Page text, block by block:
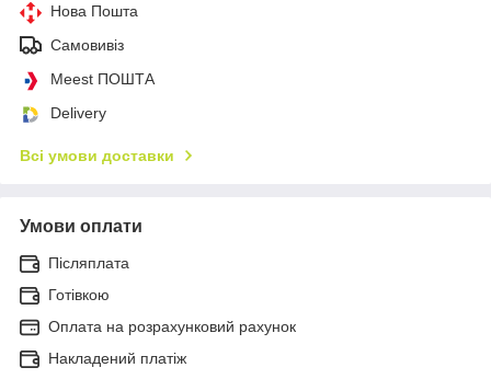
Нова Пошта
Самовивіз
Meest ПОШТА
Delivery
Всі умови доставки
Умови оплати
Післяплата
Готівкою
Оплата на розрахунковий рахунок
Накладений платіж